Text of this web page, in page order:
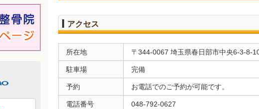
アクセス
所在地 〒344-0067 埼玉県春日部市中央6-3-8-
駐車場 完備
予約 お電話でのご予約が可能です。
電話番号 048-792-0627